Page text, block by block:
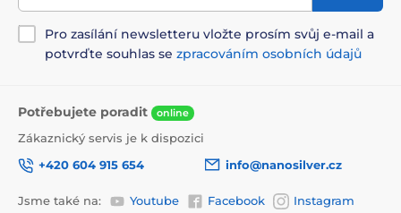
Pro zasílání newsletteru vložte prosím svůj e-mail a
potvrďte souhlas se zpracováním osobních údajů
Potřebujete poradit online
Zákaznický servis je k dispozici
+420 604 915 654
info@nanosilver.cz
Jsme také na: Youtube Facebook Instagram